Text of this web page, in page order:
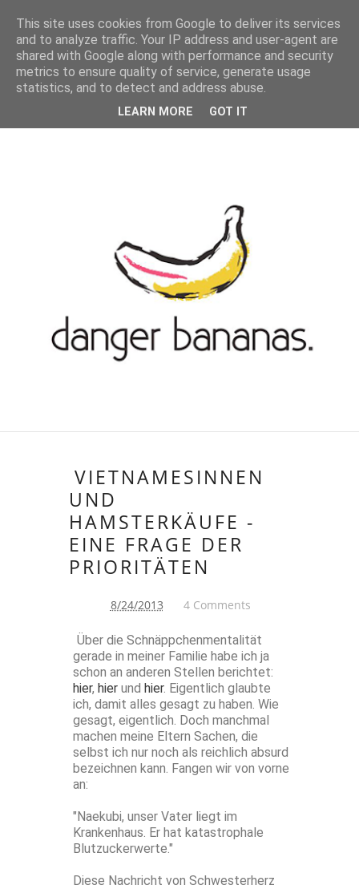
MENU
VIETNAMESINNEN
UND
HAMSTERKÄUFE -
EINE FRAGE DER
PRIORITÄTEN
8/24/2013 4 Comments
Über die Schnäppchenmentalität
gerade in meiner Familie habe ich ja
schon an anderen Stellen berichtet:
hier, hier und hier. Eigentlich glaubte
ich, damit alles gesagt zu haben. Wie
gesagt, eigentlich. Doch manchmal
machen meine Eltern Sachen, die
selbst ich nur noch als reichlich absurd
bezeichnen kann. Fangen wir von vorne
an:
"Naekubi, unser Vater liegt im
Krankenhaus. Er hat katastrophale
Blutzuckerwerte."
Diese Nachricht von Schwesterherz
This site uses cookies from Google to deliver its services
and to analyze traffic. Your IP address and user-agent are
shared with Google along with performance and security
metrics to ensure quality of service, generate usage
statistics, and to detect and address abuse.
LEARN MORE GOT IT